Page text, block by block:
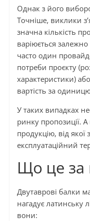
Однак з його
Точніше, виклики
значна кількість
варіюється
часто один
потреби проєкту
характеристики)
вартість за
У таких випадках
ринку пропозиції.
продукцію, від якої
експлуатаційний
Що це за
Двутаврові балки
нагадує латинську
вони: